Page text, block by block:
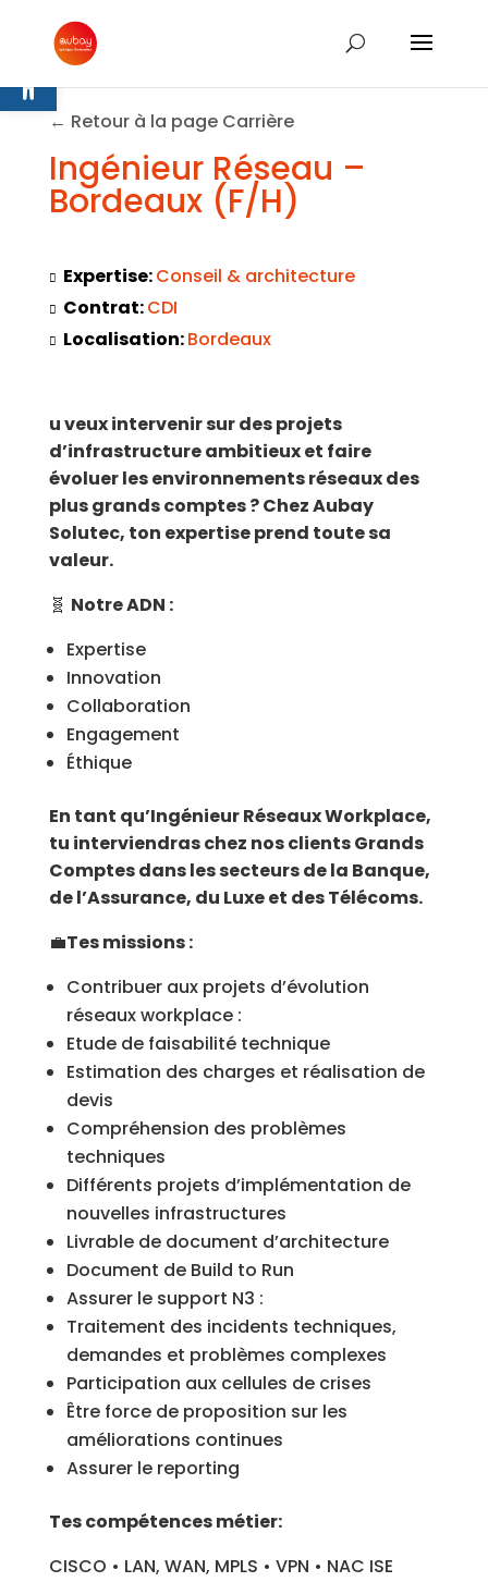
← Retour à la page Carrière
Ingénieur Réseau –
Bordeaux (F/H)
Expertise:Conseil & architecture
Contrat:CDI
Localisation:Bordeaux
u veux intervenir sur des projets
d’infrastructure ambitieux et faire
évoluer les environnements réseaux des
plus grands comptes ? Chez Aubay
Solutec, ton expertise prend toute sa
valeur.
🧬 Notre ADN :
Expertise
Innovation
Collaboration
Engagement
Éthique
En tant qu’Ingénieur Réseaux Workplace,
tu interviendras chez nos clients Grands
Comptes dans les secteurs de la Banque,
de l’Assurance, du Luxe et des Télécoms.
💼Tes missions :
Contribuer aux projets d’évolution
réseaux workplace :
Etude de faisabilité technique
Estimation des charges et réalisation de
devis
Compréhension des problèmes
techniques
Différents projets d’implémentation de
nouvelles infrastructures
Livrable de document d’architecture
Document de Build to Run
Assurer le support N3 :
Traitement des incidents techniques,
demandes et problèmes complexes
Participation aux cellules de crises
Être force de proposition sur les
améliorations continues
Assurer le reporting
Tes compétences métier:
CISCO • LAN, WAN, MPLS • VPN • NAC ISE
Ouvrir la barre d’outils